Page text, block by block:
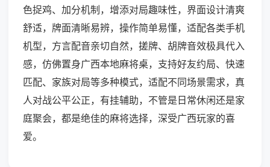
色捉鸡、加分机制，增添对局趣味性，界面设计清爽
舒适，牌面清晰易辨，操作简单易懂，适配各类手机
机型，方言配音亲切自然，搓牌、胡牌音效极具代入
感，仿佛置身广西本地麻将桌，支持好友约局、快速
匹配、家族对局等多种模式，适配不同场景需求，真
人对战公平公正，有挂辅助，不管是日常休闲还是家
庭聚会，都是绝佳的麻将选择，深受广西玩家的喜
爱。